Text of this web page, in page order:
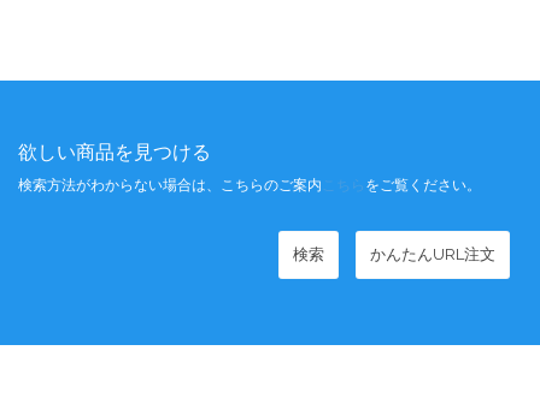
欲しい商品を見つける
検索方法がわからない場合は、こちらのご案内 こちら をご覧ください。
検索 かんたんURL注文